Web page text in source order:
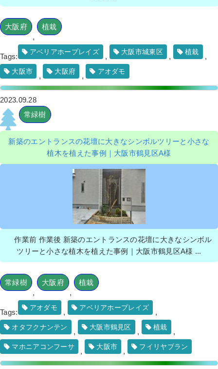
大阪府
,
植栽
Tags:
アベリアホープレイズ
,
大阪市城東区
,
植栽
,
大阪市
,
大阪府
,
アオダモ
2023.09.28
常緑樹
新築のエントランスの花壇に大きなシンボルツリーと小さな
植木を植えた事例｜大阪市鶴見区A様
作業前 作業後 新築のエントランスの花壇に大きなシンボル
ツリーと小さな植木を植えた事例｜大阪市鶴見区A様 ...
常緑樹
,
大阪府
,
植栽
Tags:
アオダモ
,
アベリアホープレイズ
,
オタフクナンテン
,
大阪市鶴見区
,
植栽
,
マホニアコンフーサ
,
大阪市
,
フイリヤブラン